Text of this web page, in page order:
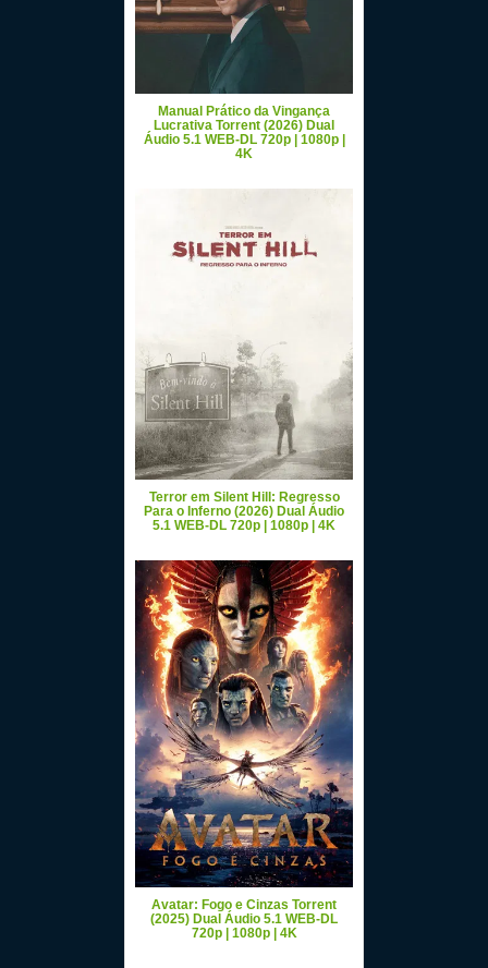
Manual Prático da Vingança
Lucrativa Torrent (2026) Dual
Áudio 5.1 WEB-DL 720p | 1080p |
4K
Terror em Silent Hill: Regresso
Para o Inferno (2026) Dual Áudio
5.1 WEB-DL 720p | 1080p | 4K
Avatar: Fogo e Cinzas Torrent
(2025) Dual Áudio 5.1 WEB-DL
720p | 1080p | 4K